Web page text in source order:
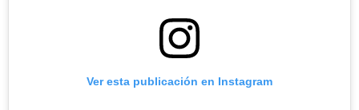
Ver esta publicación en Instagram